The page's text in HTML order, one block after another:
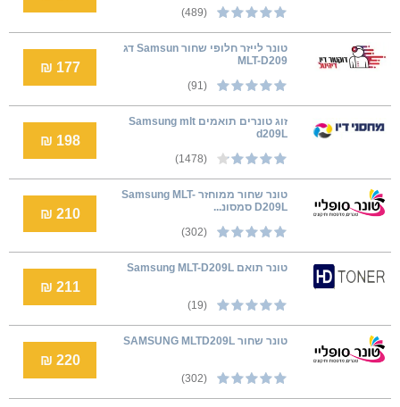
(489)
טונר לייזר חלופי שחור Samsun דג
MLT-D209
(91)
177 ₪
זוג טונרים תואמים Samsung mlt
d209L
(1478)
198 ₪
טונר שחור ממוחזר Samsung MLT-
D209L סמסונ...
(302)
210 ₪
טונר תואם Samsung MLT-D209L
(19)
211 ₪
טונר שחור SAMSUNG MLTD209L
(302)
220 ₪